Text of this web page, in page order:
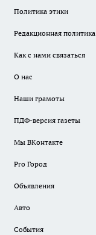
Политика этики
Редакционная политика
Как с нами связаться
О нас
Наши грамоты
ПДФ-версия газеты
Мы ВКонтакте
Pro Город
Объявления
Авто
События